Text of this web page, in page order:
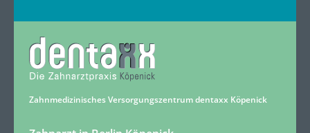
Zahnmedizinisches Versorgungszentrum dentaxx Köpenick